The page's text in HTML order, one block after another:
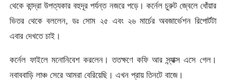
থেকে কান্দ্রা উপত্যকার বহুদূর পর্যন্ত নজরে পড়ে। কর্নেল চুরুট জ্বেলে ধোঁয়ার
ভিতর থেকে বললেন, ডঃ সোম ২৫ এবং ২৬ মার্চের অবজার্ভেশন রিপোর্টটা
এবার দেখতে চাই।
কর্নেল ফাইলে মনোনিবেশ করলেন। ততক্ষণে কফি আর স্ন্যাক্স এসে গেল।
নবাববাড়ি লাঞ্চ সেরে আমরা বেরিয়েছি। এখন প্রায় তিনটে বাজে।